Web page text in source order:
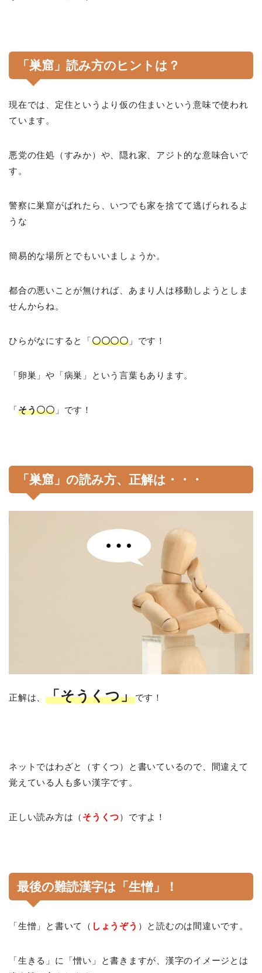
「巣窟」読み方のヒントは？
現在では、定住というより仮の住まいという意味で使われ
ています。
悪党の住処（すみか）や、隠れ家、アジト的な意味合いで
す。
警察に巣窟がばれたら、いつでも家を捨てて逃げられるよ
うな
簡易的な場所とでもいいましょうか。
都合の悪いことが無ければ、あまり人は移動しようとしま
せんからね。
ひらがなにすると「〇〇〇〇」です！
「卵巣」や「病巣」という言葉もあります。
「そう〇〇」です！
「巣窟」の読み方、正解は・・・
正解は、「そうくつ」です！
ネットではわざと（すくつ）と書いているので、間違えて
覚えている人も多い漢字です。
正しい読み方は（ そうくつ）ですよ！
最後の難読漢字は「生憎」！
「生憎」と書いて（ しょうぞう ）と読むのは間違いです。
「生きる」に「憎い」と書きますが、漢字のイメージとは